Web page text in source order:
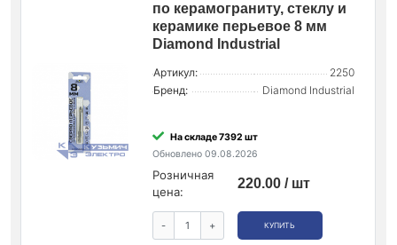
по керамограниту, стеклу и
керамике перьевое 8 мм
Diamond Industrial
Артикул:
2250
Бренд:
Diamond Industrial
На складе 7392 шт
Обновлено 09.08.2026
Розничная
цена:
220.00 / шт
- + КУПИТЬ